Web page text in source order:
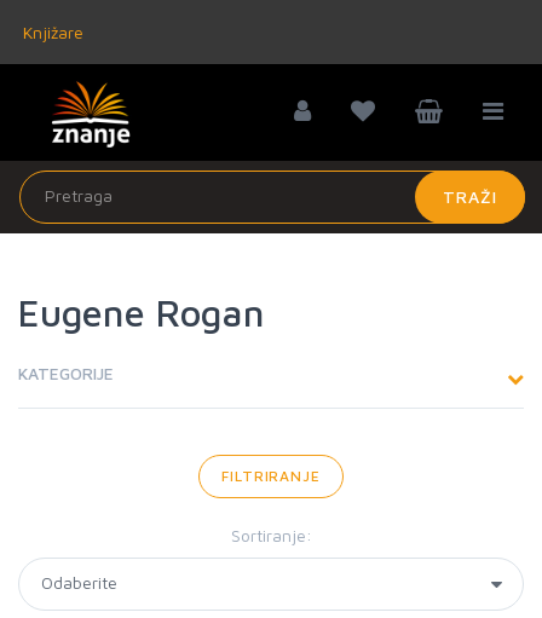
Knjižare
TRAŽI
Eugene Rogan
KATEGORIJE
FILTRIRANJE
Sortiranje: